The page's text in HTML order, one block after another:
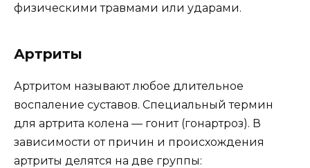
физическими травмами или ударами.
Артриты
Артритом называют любое длительное
воспаление суставов. Специальный термин
для артрита колена — гонит (гонартроз). В
зависимости от причин и происхождения
артриты делятся на две группы: